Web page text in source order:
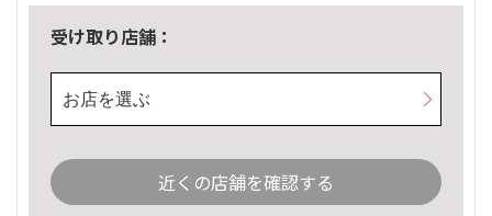
受け取り店舗：
お店を選ぶ
近くの店舗を確認する